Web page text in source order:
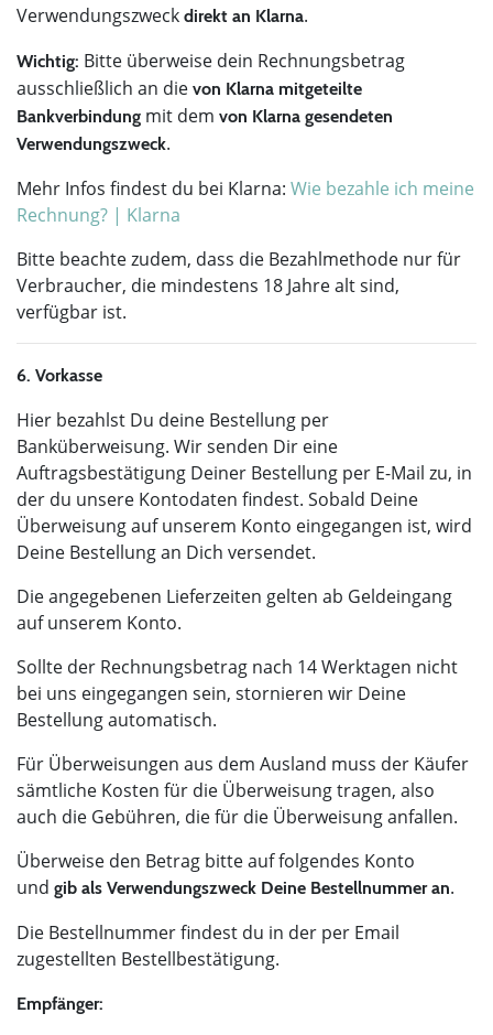
Verwendungszweck direkt an Klarna.
Wichtig: Bitte überweise dein Rechnungsbetrag
ausschließlich an die von Klarna mitgeteilte
Bankverbindung mit dem von Klarna gesendeten
Verwendungszweck.
Mehr Infos findest du bei Klarna: Wie bezahle ich meine
Rechnung? | Klarna
Bitte beachte zudem, dass die Bezahlmethode nur für
Verbraucher, die mindestens 18 Jahre alt sind,
verfügbar ist.
6. Vorkasse
Hier bezahlst Du deine Bestellung per
Banküberweisung. Wir senden Dir eine
Auftragsbestätigung Deiner Bestellung per E-Mail zu, in
der du unsere Kontodaten findest. Sobald Deine
Überweisung auf unserem Konto eingegangen ist, wird
Deine Bestellung an Dich versendet.
Die angegebenen Lieferzeiten gelten ab Geldeingang
auf unserem Konto.
Sollte der Rechnungsbetrag nach 14 Werktagen nicht
bei uns eingegangen sein, stornieren wir Deine
Bestellung automatisch.
Für Überweisungen aus dem Ausland muss der Käufer
sämtliche Kosten für die Überweisung tragen, also
auch die Gebühren, die für die Überweisung anfallen.
Überweise den Betrag bitte auf folgendes Konto
und gib als Verwendungszweck Deine Bestellnummer an.
Die Bestellnummer findest du in der per Email
zugestellten Bestellbestätigung.
Empfänger: